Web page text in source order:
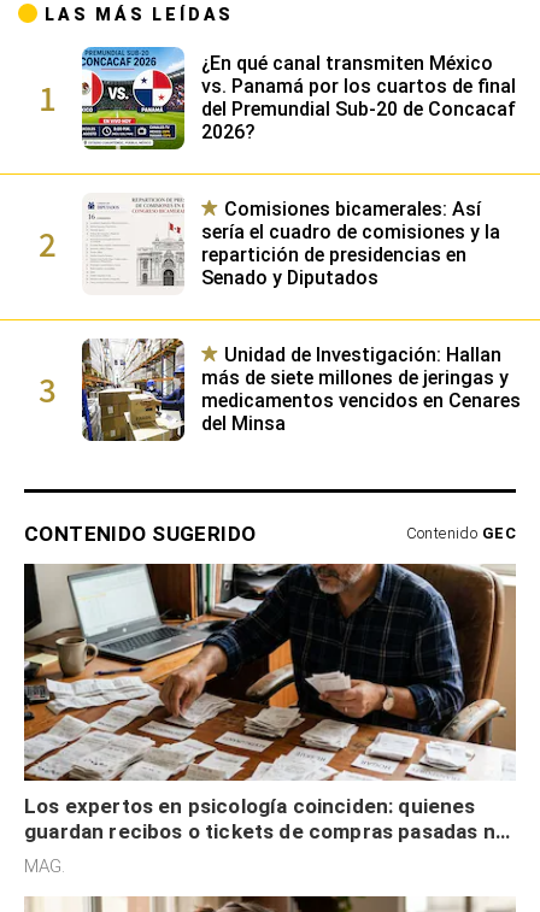
LAS MÁS LEÍDAS
1
¿En qué canal transmiten México
vs. Panamá por los cuartos de final
del Premundial Sub-20 de Concacaf
2026?
2
Comisiones bicamerales: Así
sería el cuadro de comisiones y la
repartición de presidencias en
Senado y Diputados
3
Unidad de Investigación: Hallan
más de siete millones de jeringas y
medicamentos vencidos en Cenares
del Minsa
CONTENIDO SUGERIDO Contenido GEC
Los expertos en psicología coinciden: quienes
guardan recibos o tickets de compras pasadas no
son acumuladores, sino que tienen necesidad de
MAG.